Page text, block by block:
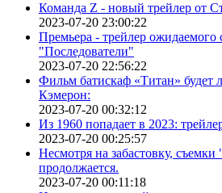
Команда Z - новый трейлер от
2023-07-20 23:00:22
Премьера - трейлер ожидаемого
"Последователи"
2023-07-20 22:56:22
Фильм батискаф «Титан» будет
Кэмерон:
2023-07-20 00:32:12
Из 1960 попадает в 2023:
2023-07-20 00:25:57
Несмотря на забастовку,
продолжается.
2023-07-20 00:11:18